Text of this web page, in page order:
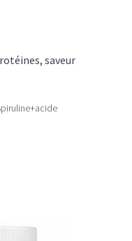
saveur